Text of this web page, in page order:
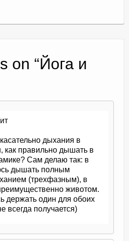
on “Йога и
дыхания в
как правильно дышать в
Сам делаю так: в
дышать полным
(трехфазным), в
животом.
держать один для обоих
всегда получается)